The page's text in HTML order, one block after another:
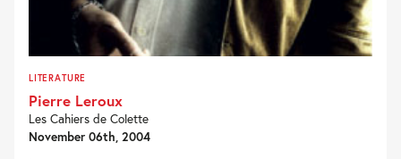
LITERATURE
Pierre Leroux
Les Cahiers de Colette
November 06th, 2004